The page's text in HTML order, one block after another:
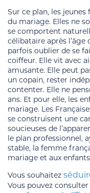
Sur ce plan, les
du mariage. Elles ne
se comportent
célibataire après l’âge
parfois oublier de se
coiffeur. Elle vit avec
amusante. Elle peut
un copain, rester
contenter. Elle ne
ans. Et pour elle, les
mariage. Les
se construisent une
soucieuses de
le plan professionnel,
stable, la femme
mariage et aux
Vous souhaitez
Vous pouvez consulter